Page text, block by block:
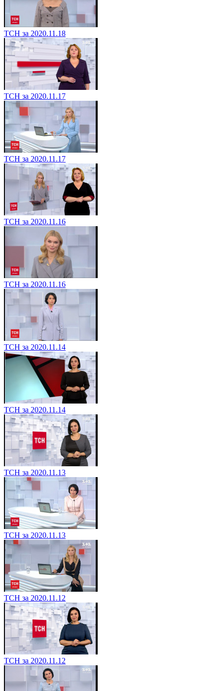
ТСН за 2020.11.18
ТСН за 2020.11.17
ТСН за 2020.11.17
ТСН за 2020.11.16
ТСН за 2020.11.16
ТСН за 2020.11.14
ТСН за 2020.11.14
ТСН за 2020.11.13
ТСН за 2020.11.13
ТСН за 2020.11.12
ТСН за 2020.11.12